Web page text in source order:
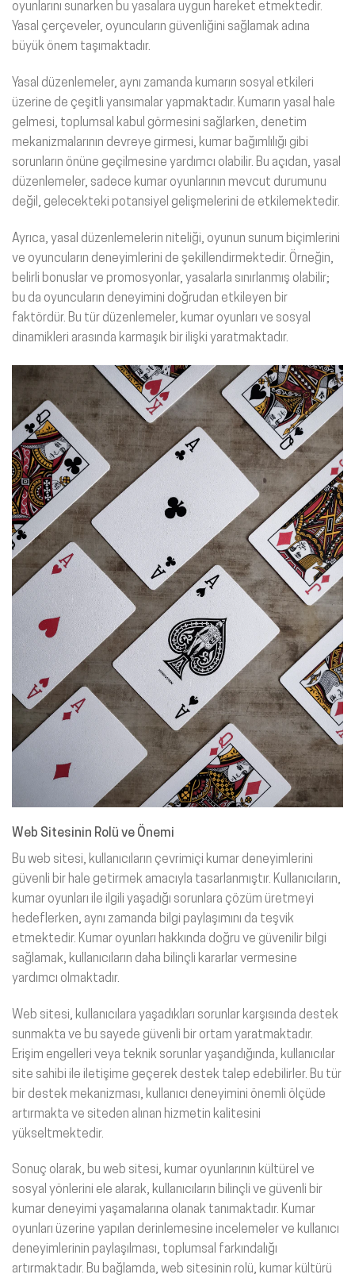
oyunlarını sunarken bu yasalara uygun hareket etmektedir.
Yasal çerçeveler, oyuncuların güvenliğini sağlamak adına
büyük önem taşımaktadır.
Yasal düzenlemeler, aynı zamanda kumarın sosyal etkileri
üzerine de çeşitli yansımalar yapmaktadır. Kumarın yasal hale
gelmesi, toplumsal kabul görmesini sağlarken, denetim
mekanizmalarının devreye girmesi, kumar bağımlılığı gibi
sorunların önüne geçilmesine yardımcı olabilir. Bu açıdan, yasal
düzenlemeler, sadece kumar oyunlarının mevcut durumunu
değil, gelecekteki potansiyel gelişmelerini de etkilemektedir.
Ayrıca, yasal düzenlemelerin niteliği, oyunun sunum biçimlerini
ve oyuncuların deneyimlerini de şekillendirmektedir. Örneğin,
belirli bonuslar ve promosyonlar, yasalarla sınırlanmış olabilir;
bu da oyuncuların deneyimini doğrudan etkileyen bir
faktördür. Bu tür düzenlemeler, kumar oyunları ve sosyal
dinamikleri arasında karmaşık bir ilişki yaratmaktadır.
Web Sitesinin Rolü ve Önemi
Bu web sitesi, kullanıcıların çevrimiçi kumar deneyimlerini
güvenli bir hale getirmek amacıyla tasarlanmıştır. Kullanıcıların,
kumar oyunları ile ilgili yaşadığı sorunlara çözüm üretmeyi
hedeflerken, aynı zamanda bilgi paylaşımını da teşvik
etmektedir. Kumar oyunları hakkında doğru ve güvenilir bilgi
sağlamak, kullanıcıların daha bilinçli kararlar vermesine
yardımcı olmaktadır.
Web sitesi, kullanıcılara yaşadıkları sorunlar karşısında destek
sunmakta ve bu sayede güvenli bir ortam yaratmaktadır.
Erişim engelleri veya teknik sorunlar yaşandığında, kullanıcılar
site sahibi ile iletişime geçerek destek talep edebilirler. Bu tür
bir destek mekanizması, kullanıcı deneyimini önemli ölçüde
artırmakta ve siteden alınan hizmetin kalitesini
yükseltmektedir.
Sonuç olarak, bu web sitesi, kumar oyunlarının kültürel ve
sosyal yönlerini ele alarak, kullanıcıların bilinçli ve güvenli bir
kumar deneyimi yaşamalarına olanak tanımaktadır. Kumar
oyunları üzerine yapılan derinlemesine incelemeler ve kullanıcı
deneyimlerinin paylaşılması, toplumsal farkındalığı
artırmaktadır. Bu bağlamda, web sitesinin rolü, kumar kültürü